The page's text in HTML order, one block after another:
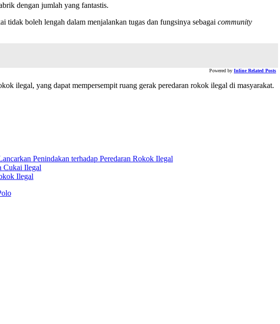
dengan jumlah yang fantastis.
boleh lengah dalam menjalankan tugas dan fungsinya sebagai community
Powered by Inline Related Posts
ilegal, yang dapat mempersempit ruang gerak peredaran rokok ilegal di masyarakat.
Penindakan terhadap Peredaran Rokok Ilegal
Cukai Ilegal
Ilegal